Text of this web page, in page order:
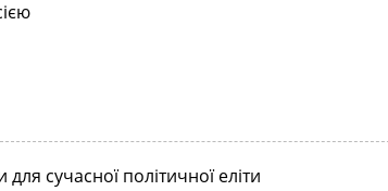
сучасної політичної еліти